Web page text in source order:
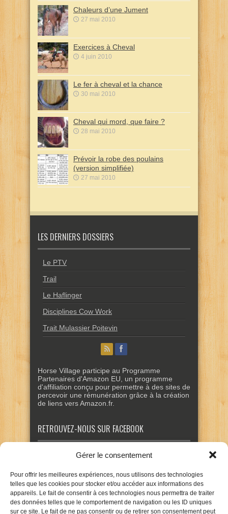
Gérer le consentement
Pour offrir les meilleures expériences, nous utilisons des technologies
telles que les cookies pour stocker et/ou accéder aux informations des
appareils. Le fait de consentir à ces technologies nous permettra de traiter
des données telles que le comportement de navigation ou les ID uniques
sur ce site. Le fait de ne pas consentir ou de retirer son consentement peut
Chaleurs d’une Jument
27 mai 2010
Exercices à Cheval
4 juin 2010
Le fer à cheval et la chance
30 mai 2010
Cheval qui mord, que faire ?
28 mai 2010
Prévoir la robe des poulains
(version simplifiée)
27 mai 2010
LES DERNIERS DOSSIERS
Le PTV
Trail
Le Haflinger
Disciplines Cow Work
Trait Mulassier Poitevin
Horse Village participe au Programme
Partenaires d'Amazon EU, un programme
d'affiliation conçu pour permettre à des sites de
percevoir une rémunération grâce à la création
de liens vers Amazon.fr.
RETROUVEZ-NOUS SUR FACEBOOK